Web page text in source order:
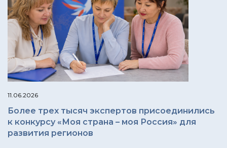
11.06.2026
Более трех тысяч экспертов присоединились
к конкурсу «Моя страна – моя Россия» для
развития регионов